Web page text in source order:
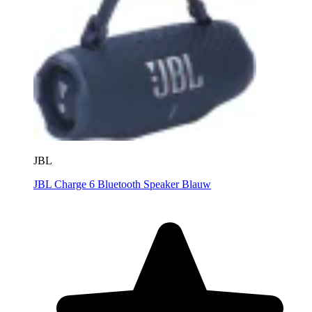
JBL
JBL Charge 6 Bluetooth Speaker Blauw